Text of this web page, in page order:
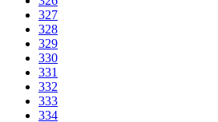
327
328
329
330
331
332
333
334